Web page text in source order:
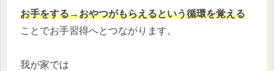
お手をする→おやつがもらえるという循環を覚える
ことでお手習得へとつながります。
我が家では